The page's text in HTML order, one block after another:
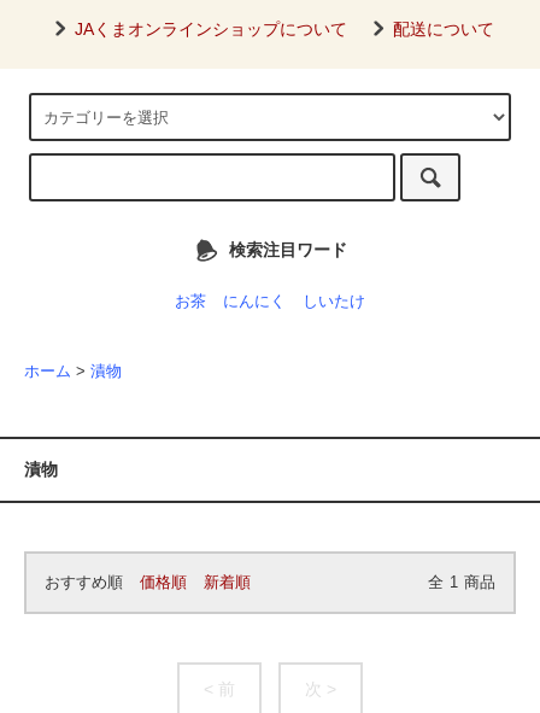
JAくまオンラインショップについて 配送について
検索注目ワード
お茶 にんにく しいたけ
ホーム > 漬物
漬物
おすすめ順 価格順 新着順 全 1 商品
< 前 次 >